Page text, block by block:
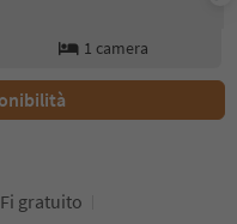
1 camera
gratuito